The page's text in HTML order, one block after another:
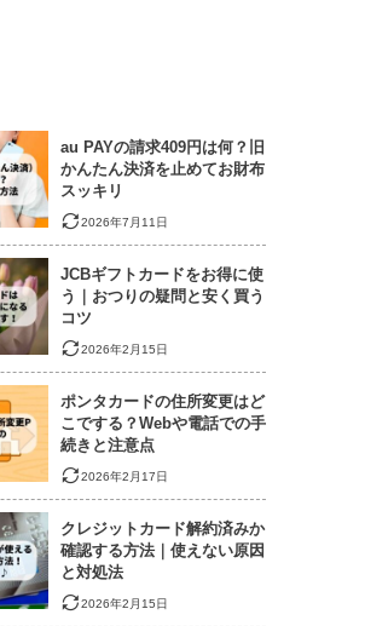
au PAYの請求409円は何？旧
かんたん決済を止めてお財布
スッキリ
2026年7月11日
JCBギフトカードをお得に使
う｜おつりの疑問と安く買う
コツ
2026年2月15日
ポンタカードの住所変更はど
こでする？Webや電話での手
続きと注意点
2026年2月17日
クレジットカード解約済みか
確認する方法｜使えない原因
と対処法
2026年2月15日